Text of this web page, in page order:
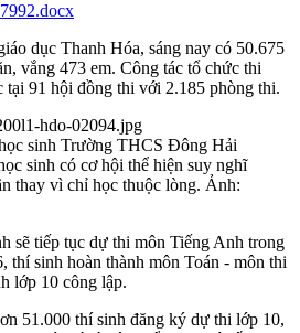
dục Thanh Hóa, sáng nay có 50.675
vắng 473 em. Công tác tổ chức thi
tại 91 hội đồng thi với 2.185 phòng thi.
sinh Trường THCS Đông Hải
sinh có cơ hội thể hiện suy nghĩ
thay vì chỉ học thuộc lòng. Ảnh:
sẽ tiếp tục dự thi môn Tiếng Anh trong
thí sinh hoàn thành môn Toán - môn thi
lớp 10 công lập.
51.000 thí sinh đăng ký dự thi lớp 10,